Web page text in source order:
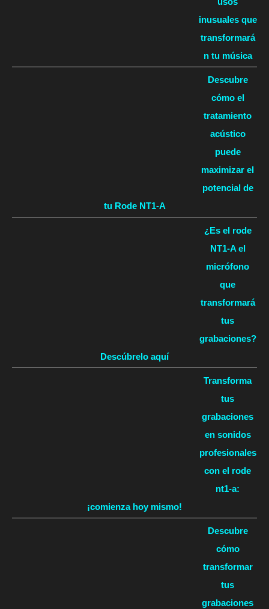
inusuales que
transformará
n tu música
Descubre
cómo el
tratamiento
acústico
puede
maximizar el
potencial de
tu Rode NT1-A
¿Es el rode
NT1-A el
micrófono
que
transformará
tus
grabaciones?
Descúbrelo aquí
Transforma
tus
grabaciones
en sonidos
profesionales
con el rode
nt1-a:
¡comienza hoy mismo!
Descubre
cómo
transformar
tus
grabaciones